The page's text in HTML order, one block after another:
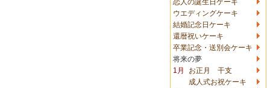
恋人の誕生日ケーキ
ウエディングケーキ
結婚記念日ケーキ
還暦祝いケーキ
卒業記念・送別会ケーキ
将来の夢
1月
お正月 干支
成人式お祝ケーキ